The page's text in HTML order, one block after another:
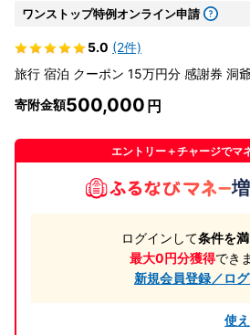
ワンストップ特例オンライン申請
5.0 (2件)
旅行 宿泊 クーポン 15万円分 感謝券 洞
寄附金額500,000
エントリー＋チャージでマ
ログインして条件を
最大0円分獲得でき
新規会員登録／ロ
使